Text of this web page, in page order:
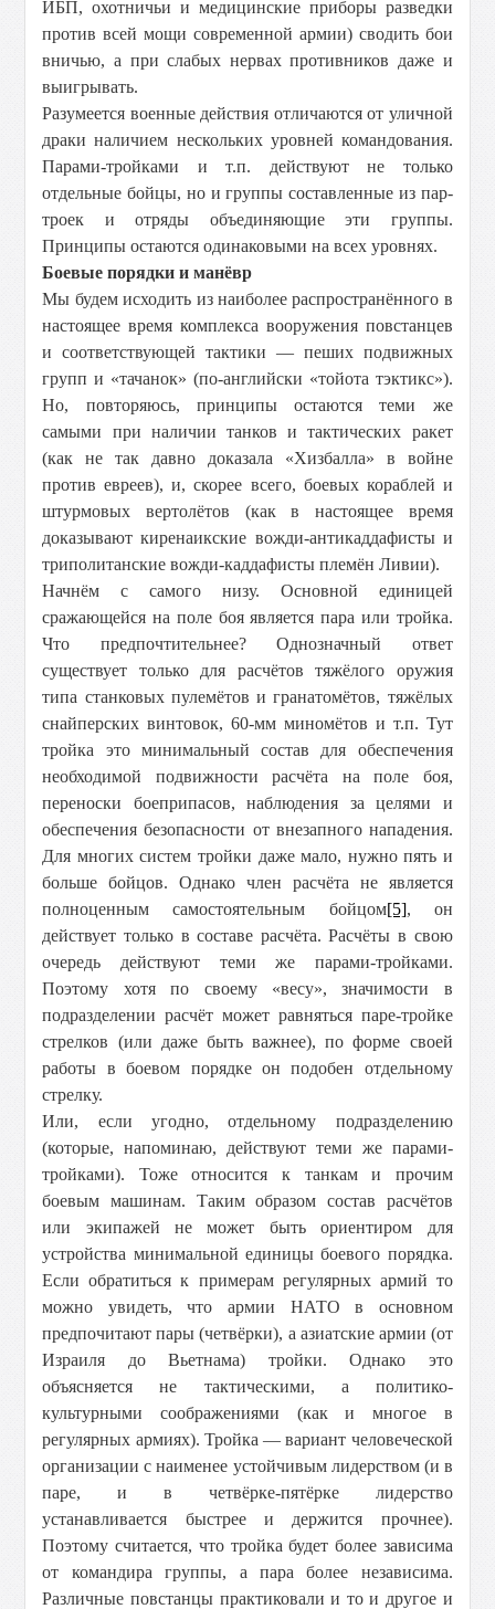
ИБП, охотничьи и медицинские приборы разведки
против всей мощи современной армии) сводить бои
вничью, а при слабых нервах противников даже и
выигрывать.
Разумеется военные действия отличаются от уличной
драки наличием нескольких уровней командования.
Парами-тройками и т.п. действуют не только
отдельные бойцы, но и группы составленные из пар-
троек и отряды объединяющие эти группы.
Принципы остаются одинаковыми на всех уровнях.
Боевые порядки и манёвр
Мы будем исходить из наиболее распространённого в
настоящее время комплекса вооружения повстанцев
и соответствующей тактики — пеших подвижных
групп и «тачанок» (по-английски «тойота тэктикс»).
Но, повторяюсь, принципы остаются теми же
самыми при наличии танков и тактических ракет
(как не так давно доказала «Хизбалла» в войне
против евреев), и, скорее всего, боевых кораблей и
штурмовых вертолётов (как в настоящее время
доказывают киренаикские вожди-антикаддафисты и
триполитанские вожди-каддафисты племён Ливии).
Начнём с самого низу. Основной единицей
сражающейся на поле боя является пара или тройка.
Что предпочтительнее? Однозначный ответ
существует только для расчётов тяжёлого оружия
типа станковых пулемётов и гранатомётов, тяжёлых
снайперских винтовок, 60-мм миномётов и т.п. Тут
тройка это минимальный состав для обеспечения
необходимой подвижности расчёта на поле боя,
переноски боеприпасов, наблюдения за целями и
обеспечения безопасности от внезапного нападения.
Для многих систем тройки даже мало, нужно пять и
больше бойцов. Однако член расчёта не является
полноценным самостоятельным бойцом[5], он
действует только в составе расчёта. Расчёты в свою
очередь действуют теми же парами-тройками.
Поэтому хотя по своему «весу», значимости в
подразделении расчёт может равняться паре-тройке
стрелков (или даже быть важнее), по форме своей
работы в боевом порядке он подобен отдельному
стрелку.
Или, если угодно, отдельному подразделению
(которые, напоминаю, действуют теми же парами-
тройками). Тоже относится к танкам и прочим
боевым машинам. Таким образом состав расчётов
или экипажей не может быть ориентиром для
устройства минимальной единицы боевого порядка.
Если обратиться к примерам регулярных армий то
можно увидеть, что армии НАТО в основном
предпочитают пары (четвёрки), а азиатские армии (от
Израиля до Вьетнама) тройки. Однако это
объясняется не тактическими, а политико-
культурными соображениями (как и многое в
регулярных армиях). Тройка — вариант человеческой
организации с наименее устойчивым лидерством (и в
паре, и в четвёрке-пятёрке лидерство
устанавливается быстрее и держится прочнее).
Поэтому считается, что тройка будет более зависима
от командира группы, а пара более независима.
Различные повстанцы практиковали и то и другое и